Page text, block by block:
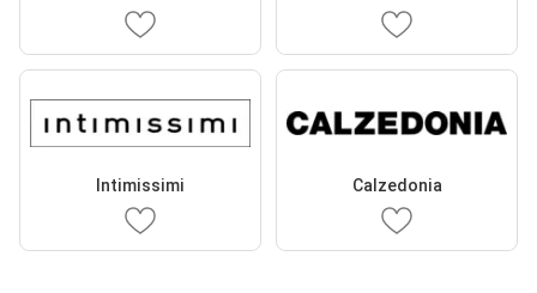
Intimissimi Calzedonia